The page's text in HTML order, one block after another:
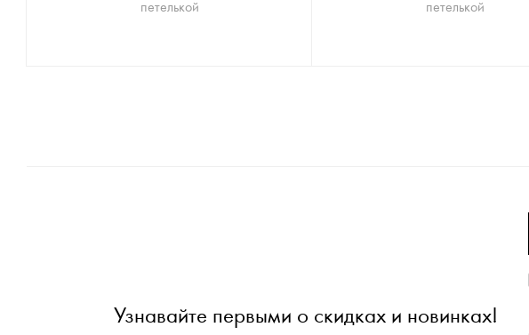
петелькой
петелькой
Узнавайте первыми о скидках и новинках!